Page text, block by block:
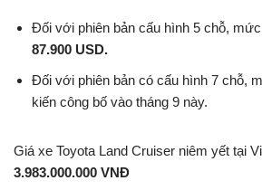
Đối với phiên bản cấu hình 5 chỗ,
87.900 USD.
Đối với phiên bản có cấu hình 7 chỗ,
kiến công bố vào tháng 9 này.
Giá xe Toyota Land Cruiser niêm yết tại
3.983.000.000 VNĐ